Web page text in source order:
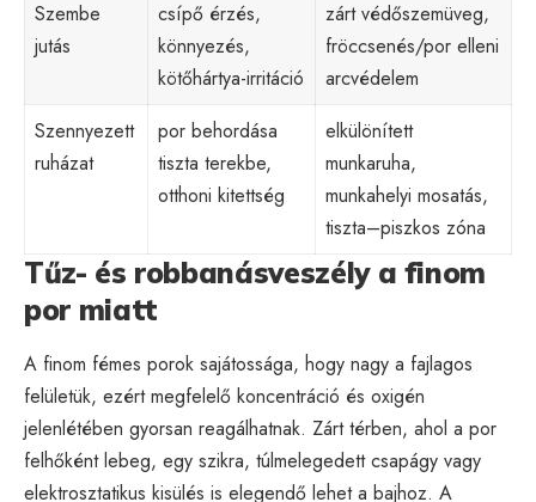
Szembe
jutás
csípő érzés,
könnyezés,
kötőhártya-irritáció
zárt védőszemüveg,
fröccsenés/por elleni
arcvédelem
Szennyezett
ruházat
por behordása
tiszta terekbe,
otthoni kitettség
elkülönített
munkaruha,
munkahelyi mosatás,
tiszta–piszkos zóna
Tűz- és robbanásveszély a finom
por miatt
A finom fémes porok sajátossága, hogy nagy a fajlagos
felületük, ezért megfelelő koncentráció és oxigén
jelenlétében gyorsan reagálhatnak. Zárt térben, ahol a por
felhőként lebeg, egy szikra, túlmelegedett csapágy vagy
elektrosztatikus kisülés is elegendő lehet a bajhoz. A